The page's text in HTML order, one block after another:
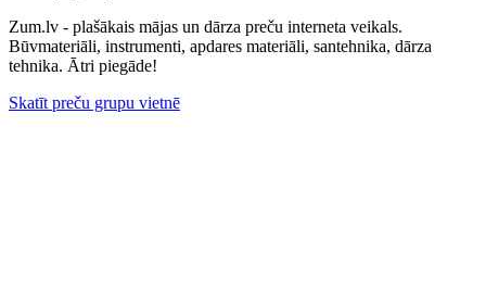
Zum.lv - plašākais mājas un dārza preču interneta veikals.
Būvmateriāli, instrumenti, apdares materiāli, santehnika, dārza
tehnika. Ātri piegāde!
Skatīt preču grupu vietnē